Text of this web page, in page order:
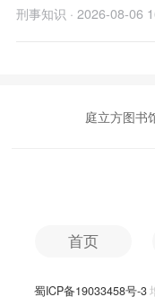
刑事知识 · 2026-08-06
庭立方图书
首页
蜀ICP备19033458号-3